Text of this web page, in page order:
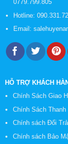
0779.799.805
Hotline:
Email:
HỖ TRỢ KHÁCH
Chính Sách Giao
Chính Sách Thanh
Chính sách Đổi
Chính sách Bảo